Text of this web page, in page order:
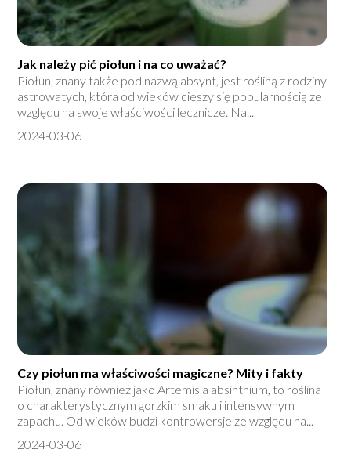
Jak należy pić piołun i na co uważać?
Piołun, znany także pod nazwą absynt, jest rośliną z rodziny
astrowatych, która od wieków cieszy się popularnością ze
względu na swoje właściwości lecznicze. Na...
2024-03-06
Czy piołun ma właściwości magiczne? Mity i fakty
Piołun, znany również jako Artemisia absinthium, to roślina
o charakterystycznym gorzkim smaku i intensywnym
zapachu. Od wieków budzi kontrowersje ze względu na...
2024-03-06